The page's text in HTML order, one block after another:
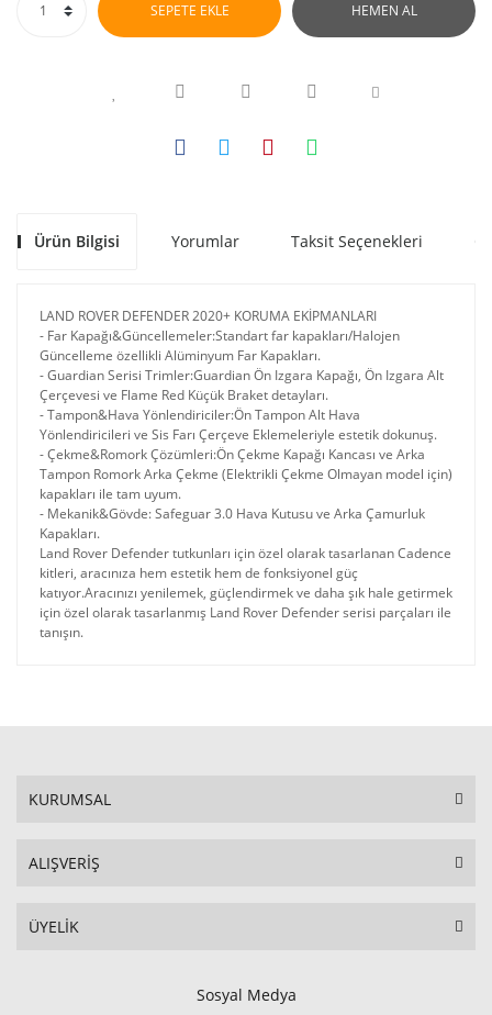
SEPETE EKLE HEMEN AL
Ürün Bilgisi Yorumlar Taksit Seçenekleri
LAND ROVER DEFENDER 2020+ KORUMA EKİPMANLARI
- Far Kapağı&Güncellemeler:Standart far kapakları/Halojen
Güncelleme özellikli Alüminyum Far Kapakları.
​- Guardian Serisi Trimler:Guardian Ön Izgara Kapağı, Ön Izgara Alt
Çerçevesi ve Flame Red Küçük Braket detayları.
​- Tampon&Hava Yönlendiriciler:Ön Tampon Alt Hava
Yönlendiricileri ve Sis Farı Çerçeve Eklemeleriyle estetik dokunuş.
​- Çekme&Romork Çözümleri:Ön Çekme Kapağı Kancası ve Arka
Tampon Romork Arka Çekme (Elektrikli Çekme Olmayan model için)
kapakları ile tam uyum.
​- Mekanik&Gövde: Safeguar 3.0 Hava Kutusu ve Arka Çamurluk
Kapakları.
Land Rover Defender tutkunları için özel olarak tasarlanan Cadence
kitleri, aracınıza hem estetik hem de fonksiyonel güç
katıyor.Aracınızı yenilemek, güçlendirmek ve daha şık hale getirmek
için özel olarak tasarlanmış Land Rover Defender serisi parçaları ile
tanışın.
KURUMSAL
ALIŞVERİŞ
ÜYELİK
Sosyal Medya